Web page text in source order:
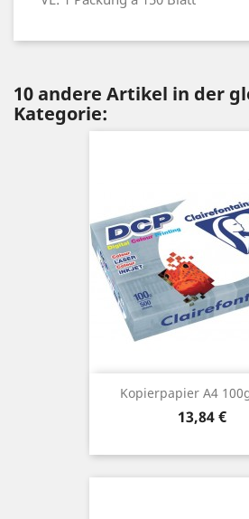
10 andere Artikel in der
Kategorie:
Kopierpapier A4
Preis
13,84 €